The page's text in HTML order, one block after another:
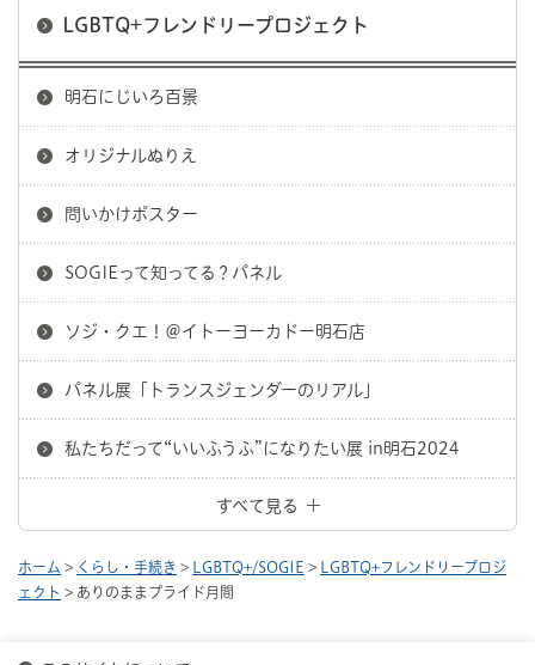
LGBTQ+フレンドリープロジェクト
明石にじいろ百景
オリジナルぬりえ
問いかけポスター
SOGIEって知ってる？パネル
ソジ・クエ！＠イトーヨーカドー明石店
パネル展「トランスジェンダーのリアル」
私たちだって“いいふうふ”になりたい展 in明石2024
すべて見る
ホーム > くらし・手続き > LGBTQ+/SOGIE >
LGBTQ+フレンドリープロジ
ェクト > ありのままプライド月間